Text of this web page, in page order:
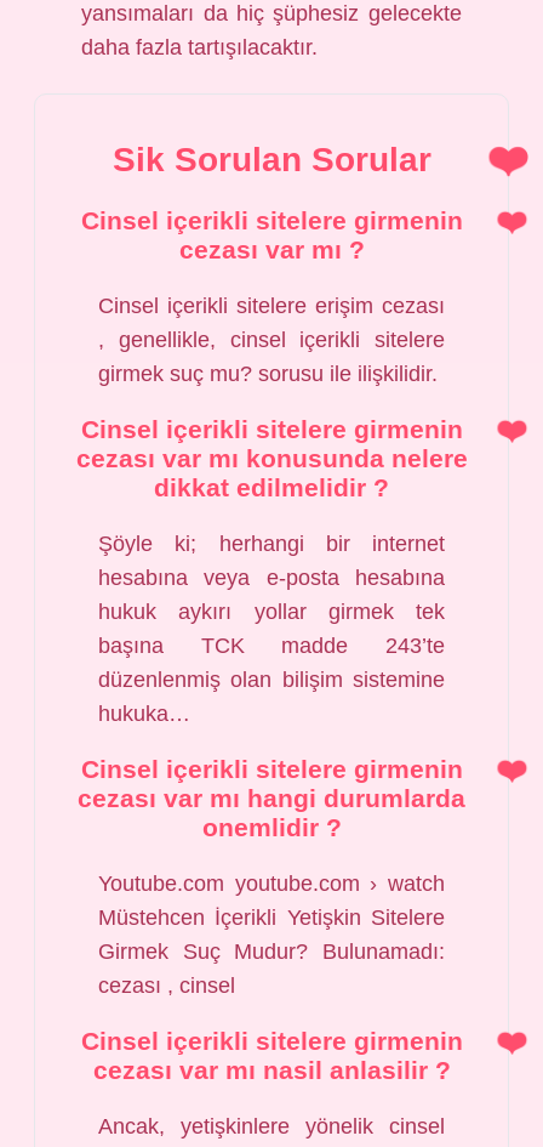
yansımaları da hiç şüphesiz gelecekte
daha fazla tartışılacaktır.
Sik Sorulan Sorular
Cinsel içerikli sitelere girmenin
cezası var mı ?
Cinsel içerikli sitelere erişim cezası
, genellikle, cinsel içerikli sitelere
girmek suç mu? sorusu ile ilişkilidir.
Cinsel içerikli sitelere girmenin
cezası var mı konusunda nelere
dikkat edilmelidir ?
Şöyle ki; herhangi bir internet
hesabına veya e-posta hesabına
hukuk aykırı yollar girmek tek
başına TCK madde 243’te
düzenlenmiş olan bilişim sistemine
hukuka…
Cinsel içerikli sitelere girmenin
cezası var mı hangi durumlarda
onemlidir ?
Youtube.com youtube.com › watch
Müstehcen İçerikli Yetişkin Sitelere
Girmek Suç Mudur? Bulunamadı:
cezası , cinsel
Cinsel içerikli sitelere girmenin
cezası var mı nasil anlasilir ?
Ancak, yetişkinlere yönelik cinsel